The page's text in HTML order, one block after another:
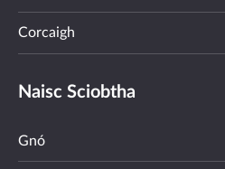
Corcaigh
Naisc Sciobtha
Gnó